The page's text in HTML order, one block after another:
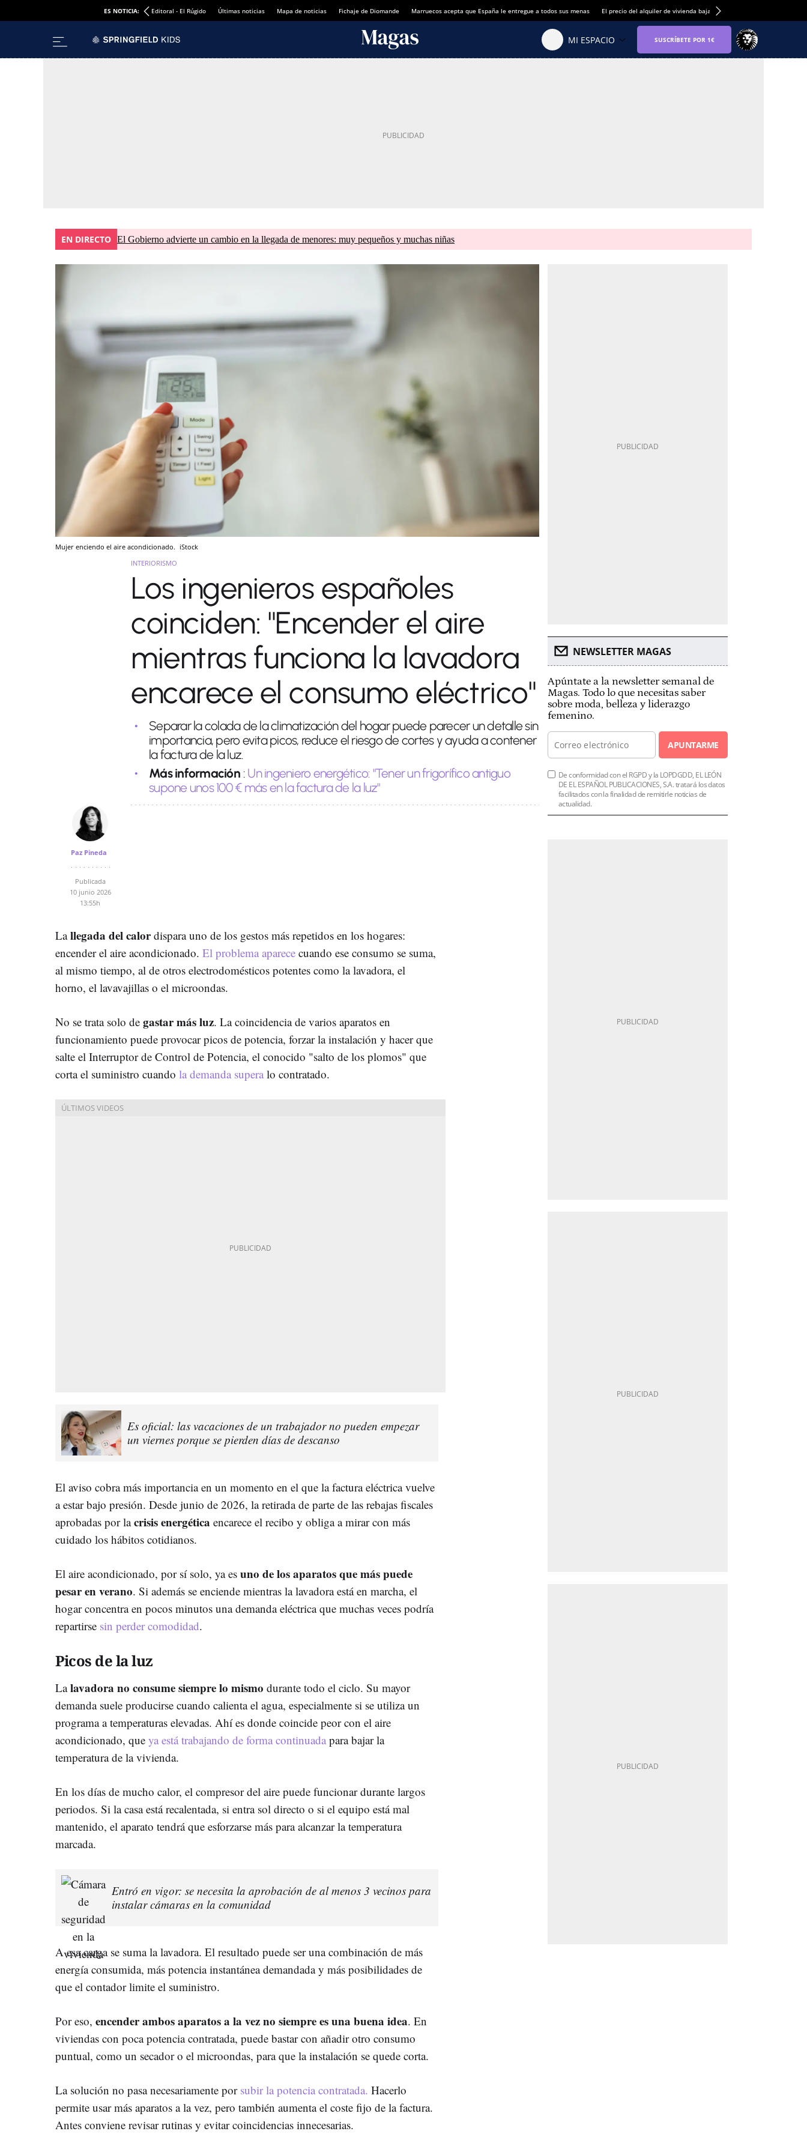
ES NOTICIA: Editoral - El Rúgido Últimas noticias Mapa de noticias Fichaje de Diomande Marruecos acepta que España le entregue a todos sus menas El precio del alquiler de vivienda baja por primera vez
EN DIRECTO El Gobierno advierte un cambio en la llegada de menores: muy pequeños y muchas niñas
Mujer enciendo el aire acondicionado. iStock
INTERIORISMO
Los ingenieros españoles
coinciden: "Encender el aire
mientras funciona la lavadora
encarece el consumo eléctrico"
Separar la colada de la climatización del hogar puede parecer un detalle sin
importancia, pero evita picos, reduce el riesgo de cortes y ayuda a contener
la factura de la luz.
Más información : Un ingeniero energético: "Tener un frigorífico antiguo
supone unos 100 € más en la factura de la luz"
Paz Pineda
Publicada
10 junio 2026
13:55h
Lallegada del calordispara uno de los gestos más repetidos en los hogares:
encender el aire acondicionado. El problema aparece cuando ese consumo se suma,
al mismo tiempo, al de otros electrodomésticos potentes como la lavadora, el
horno, el lavavajillas o el microondas.
No se trata solo de gastar más luz. La coincidencia de varios aparatos en
funcionamiento puede provocar picos de potencia, forzar la instalación y hacer que
salte el Interruptor de Control de Potencia, el conocido "salto de los plomos" que
corta el suministro cuando la demanda supera lo contratado.
Es oficial: las vacaciones de un trabajador no pueden empezar
un viernes porque se pierden días de descanso
El aviso cobra más importancia en un momento en el que la factura eléctrica vuelve
a estar bajo presión. Desde junio de 2026, la retirada de parte de las rebajas fiscales
aprobadas por lacrisis energética encarece el recibo y obliga a mirar con más
cuidado los hábitos cotidianos.
El aire acondicionado, por sí solo, ya es uno de los aparatos que más puede
pesar en verano. Si además se enciende mientras la lavadora está en marcha, el
hogar concentra en pocos minutos una demanda eléctrica que muchas veces podría
repartirse sin perder comodidad.
Picos de la luz
Lalavadora no consume siempre lo mismo durante todo el ciclo. Su mayor
demanda suele producirse cuando calienta el agua, especialmente si se utiliza un
programa a temperaturas elevadas. Ahí es donde coincide peor con el aire
acondicionado, que ya está trabajando de forma continuada para bajar la
temperatura de la vivienda.
En los días de mucho calor, el compresor del aire puede funcionar durante largos
periodos. Si la casa está recalentada, si entra sol directo o si el equipo está mal
mantenido, el aparato tendrá que esforzarse más para alcanzar la temperatura
marcada.
Entró en vigor: se necesita la aprobación de al menos 3 vecinos para
instalar cámaras en la comunidad
A esa carga se suma la lavadora. El resultado puede ser una combinación de más
energía consumida, más potencia instantánea demandada y más posibilidades de
que el contador limite el suministro.
Por eso, encender ambos aparatos a la vez no siempre es una buena idea. En
viviendas con poca potencia contratada, puede bastar con añadir otro consumo
puntual, como un secador o el microondas, para que la instalación se quede corta.
La solución no pasa necesariamente por subir la potencia contratada. Hacerlo
permite usar más aparatos a la vez, pero también aumenta el coste fijo de la factura.
Antes conviene revisar rutinas y evitar coincidencias innecesarias.
NEWSLETTER MAGAS
Apúntate a la newsletter semanal de
Magas. Todo lo que necesitas saber
sobre moda, belleza y liderazgo
femenino.
APUNTARME
De conformidad con el RGPD y la LOPDGDD, EL LEÓN
DE EL ESPAÑOL PUBLICACIONES, S.A. tratará los datos
facilitados con la finalidad de remitirle noticias de
actualidad.